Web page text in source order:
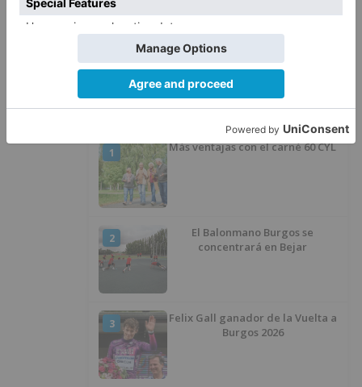
5
versión de un repartidor tras
desaparecer 3.256 euros
LO ÚLTIMO
1 Más ventajas con el carné 60 CYL
2
El Balonmano Burgos se
concentrará en Bejar
3
Felix Gall ganador de la Vuelta a
Burgos 2026